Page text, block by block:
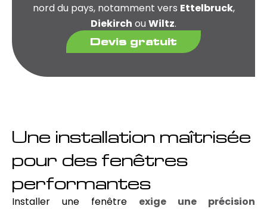
nord du pays, notamment vers Ettelbruck,
Diekirch ou Wiltz.
Devis gratuit
Une installation maîtrisée
pour des fenêtres
performantes
Installer une fenêtre exige une précision